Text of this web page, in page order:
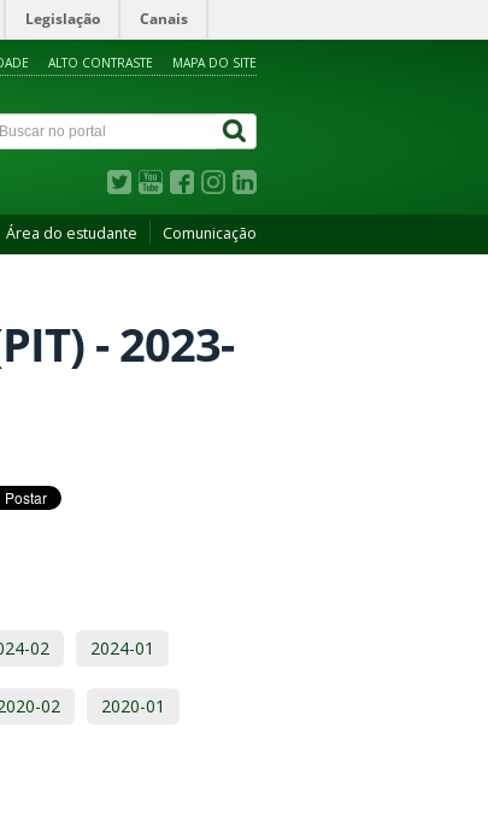
Legislação Canais
ALTO CONTRASTE MAPA DO SITE
Área do estudante Comunicação
- 2023-
02 2024-01
02 2020-01